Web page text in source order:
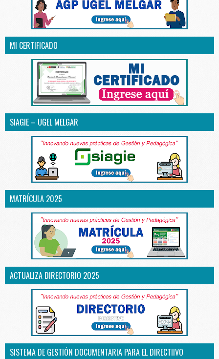
MI CERTIFICADO
SIAGIE – UGEL MELGAR
MATRÍCULA 2025
ACTUALIZA DIRECTORIO 2025
SISTEMA DE GESTIÓN DOCUMENTARIA PARA EL DIRECTIIVO